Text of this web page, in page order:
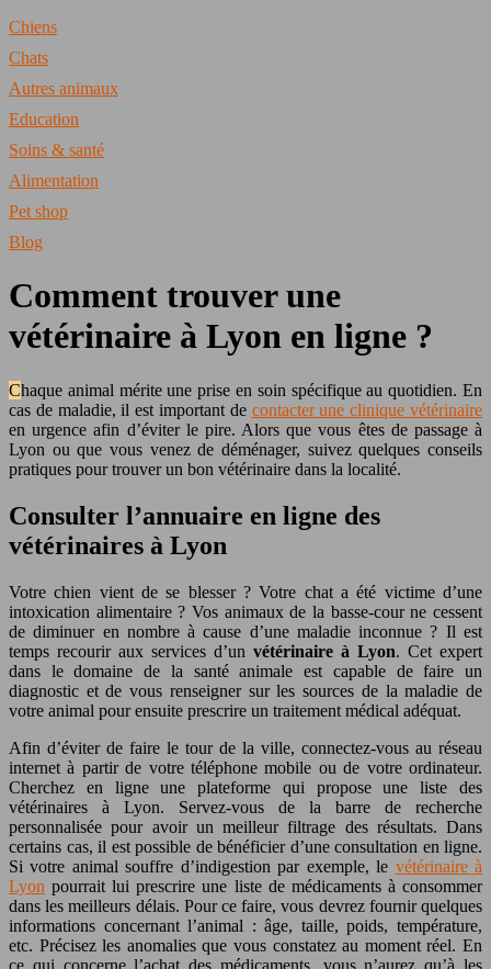
Chiens
Chats
Autres animaux
Education
Soins & santé
Alimentation
Pet shop
Blog
Comment trouver une
vétérinaire à Lyon en ligne ?
Chaque animal mérite une prise en soin spécifique au quotidien. En
cas de maladie, il est important de contacter une clinique vétérinaire
en urgence afin d’éviter le pire. Alors que vous êtes de passage à
Lyon ou que vous venez de déménager, suivez quelques conseils
pratiques pour trouver un bon vétérinaire dans la localité.
Consulter l’annuaire en ligne des
vétérinaires à Lyon
Votre chien vient de se blesser ? Votre chat a été victime d’une
intoxication alimentaire ? Vos animaux de la basse-cour ne cessent
de diminuer en nombre à cause d’une maladie inconnue ? Il est
temps recourir aux services d’un vétérinaire à Lyon. Cet expert
dans le domaine de la santé animale est capable de faire un
diagnostic et de vous renseigner sur les sources de la maladie de
votre animal pour ensuite prescrire un traitement médical adéquat.
Afin d’éviter de faire le tour de la ville, connectez-vous au réseau
internet à partir de votre téléphone mobile ou de votre ordinateur.
Cherchez en ligne une plateforme qui propose une liste des
vétérinaires à Lyon. Servez-vous de la barre de recherche
personnalisée pour avoir un meilleur filtrage des résultats. Dans
certains cas, il est possible de bénéficier d’une consultation en ligne.
Si votre animal souffre d’indigestion par exemple, le vétérinaire à
Lyon pourrait lui prescrire une liste de médicaments à consommer
dans les meilleurs délais. Pour ce faire, vous devrez fournir quelques
informations concernant l’animal : âge, taille, poids, température,
etc. Précisez les anomalies que vous constatez au moment réel. En
ce qui concerne l’achat des médicaments, vous n’aurez qu’à les